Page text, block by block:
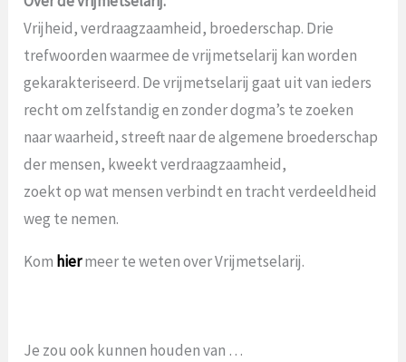
Vrijheid, verdraagzaamheid, broederschap. Drie
trefwoorden waarmee de vrijmetselarij kan worden
gekarakteriseerd. De vrijmetselarij gaat uit van ieders
recht om zelfstandig en zonder dogma’s te zoeken
naar waarheid, streeft naar de algemene broederschap
der mensen, kweekt verdraagzaamheid,
zoekt op wat mensen verbindt en tracht verdeeldheid
weg te nemen.
Kom hiermeer te weten over Vrijmetselarij.
Je zou ook kunnen houden van …